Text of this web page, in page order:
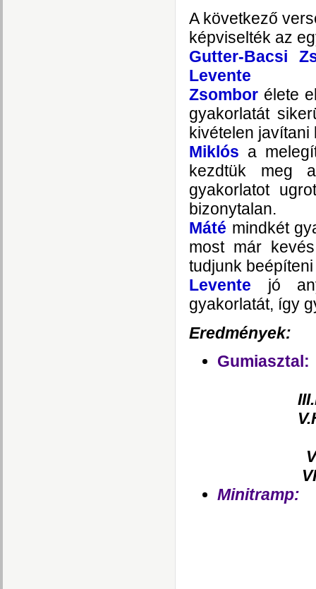
A következő
képviselték az
Gutter-Bacsi
Levente
Zsombor élete
gyakorlatát
kivételen javítani
Miklós a
kezdtük meg
gyakorlatot
bizonytalan.
Máté mindkét
most már
tudjunk
Levente jó
gyakorlatát, így
Eredmények:
Gumiasztal:
Minitramp: